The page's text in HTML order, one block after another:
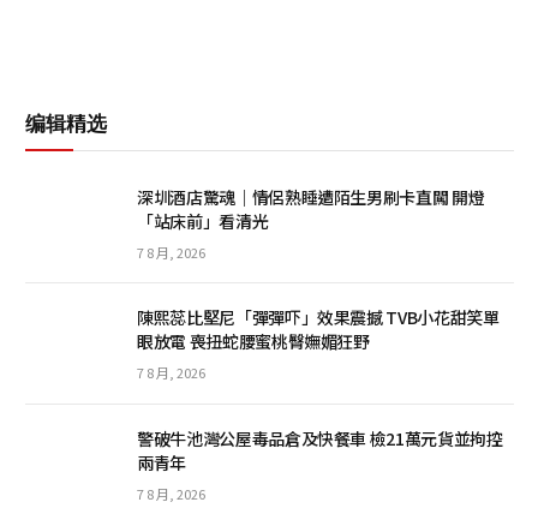
编辑精选
深圳酒店驚魂｜情侶熟睡遭陌生男刷卡直闖 開燈
「站床前」看清光
7 8 月, 2026
陳熙蕊比堅尼「彈彈吓」效果震撼 TVB小花甜笑單
眼放電 喪扭蛇腰蜜桃臀嫵媚狂野
7 8 月, 2026
警破牛池灣公屋毒品倉及快餐車 檢21萬元貨並拘控
兩青年
7 8 月, 2026